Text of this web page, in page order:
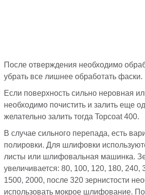
После отверждения необходимо
убрать все лишнее обработать фаски.
Если поверхность сильно неровная
необходимо почистить и залить еще
желательно залить тогда Topcoat 400.
В случае сильного перепада, есть
полировки. Для шлифовки
листы или шлифовальная машинка.
увеличивается: 80, 100, 120, 180, 240,
1500, 2000, после 320 зернистости
использовать мокрое шлифование.